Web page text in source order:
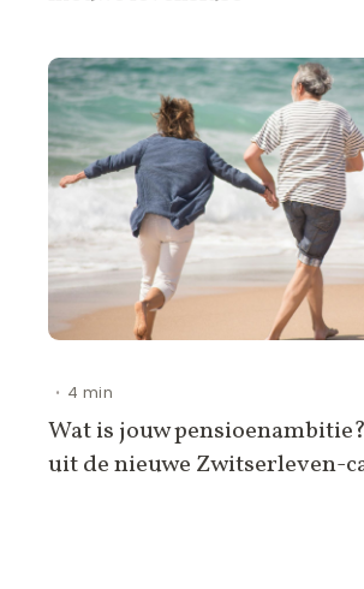
• 4 min
Wat is jouw
uit de nieuwe Zwitserleven-